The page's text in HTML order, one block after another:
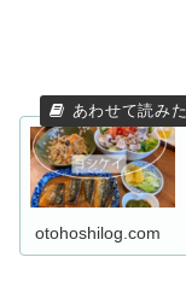
otohoshilog.com